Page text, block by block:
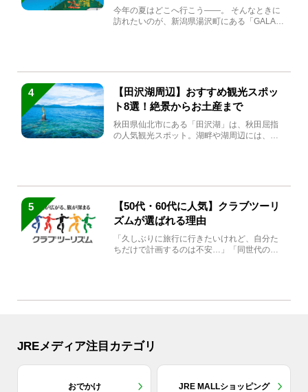
生まれ変わる
今年の夏はどこへ行こう――。 そんなときに
訪れたいのが、新潟県湯沢町にある「GALA湯
4
【田沢湖周辺】おすすめ観光スポッ
ト8選！絶景からお土産まで
秋田県仙北市にある「田沢湖」は、秋田屈指
の人気観光スポット。湖畔や湖周辺には、田
5
【50代・60代に人気】クラブツーリ
ズムが選ばれる理由
「久しぶりに旅行に行きたいけれど、自分た
ちだけで計画するのは不安…」「同世代の方
JREメディア注目カテゴリ
おでかけ JRE MALLショッピング